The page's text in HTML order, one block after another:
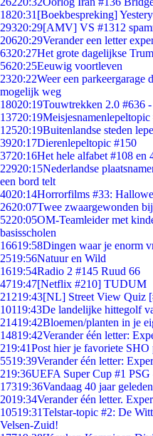
1820:31 [Boekbespreking]
29320:29[AMV] VS #1312
20620:29Verander een letter
6320:27Het grote dagelijkse
5620:25Eeuwig voortleven
2320:22Weer een parkeergarage
mogelijk weg
18020:19Touwtrekken 2.0 #636
13720:19
12520:19Buitenlandse steden
3920:17Dierenlepeltopic #150
3720:16Het hele alfabet #108 en
22920:15Nederlandse
een bord telt
4020:14Horrorfilms #33:
2620:07Twee zwaargewonden
5220:05OM-Teamleider met
basisscholen
16619:58Dingen waar je enorm
2519:56Natuur en Wild
1619:54Radio 2 #145 Ruud 66
4719:47[Netflix #210] TUDUM
21219:43[NL] Street View Quiz
10119:43De landelijke hittegolf
21419:42Bloemen/planten in je
14819:42Verander één letter:
219:41Post hier je favoriete SHO
5519:39Verander één letter:
219:36UEFA Super Cup #1
17319:36Vandaag 40 jaar
2019:34Verander één letter.
10519:31Telstar-topic #2: De
Velsen-Zuid!